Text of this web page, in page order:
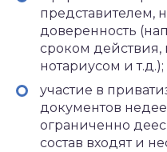
доверенность
сроком действия,
нотариусом и т.д.);
участие в
документов
ограниченно
состав входят и